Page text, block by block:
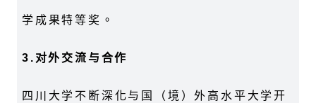
学成果特等奖。
3. 对外交流与合作
四川大学不断深化与国（境）外高水平大学开